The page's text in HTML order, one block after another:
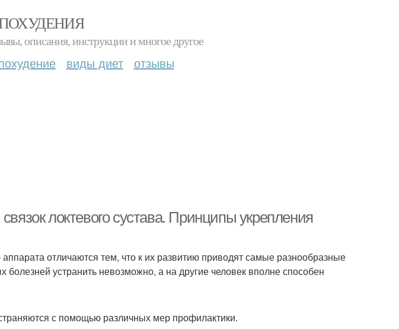
описания, инструкции и многое другое
виды диет отзывы
локтевого сустава. Принципы укрепления
отличаются тем, что к их развитию приводят самые разнообразные
устранить невозможно, а на другие человек вполне способен
с помощью различных мер профилактики.